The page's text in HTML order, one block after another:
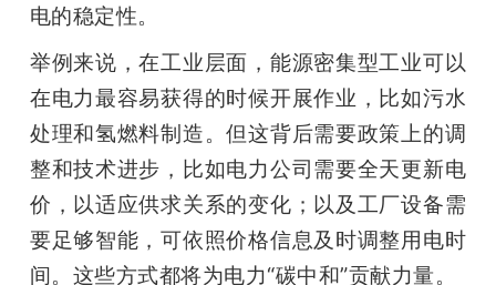
电的稳定性。
举例来说，在工业层面，能源密集型工业可以
在电力最容易获得的时候开展作业，比如污水
处理和氢燃料制造。但这背后需要政策上的调
整和技术进步，比如电力公司需要全天更新电
价，以适应供求关系的变化；以及工厂设备需
要足够智能，可依照价格信息及时调整用电时
间。这些方式都将为电力“碳中和”贡献力量。